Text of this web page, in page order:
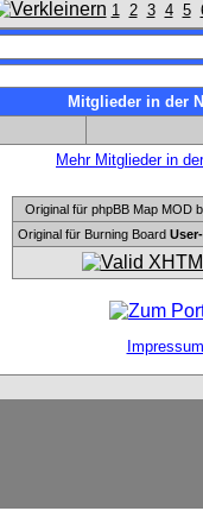
1 2 3 4 5
Mitglieder in der
Mehr Mitglieder in
Original für phpBB Map MOD
Original für Burning Board
Impressum